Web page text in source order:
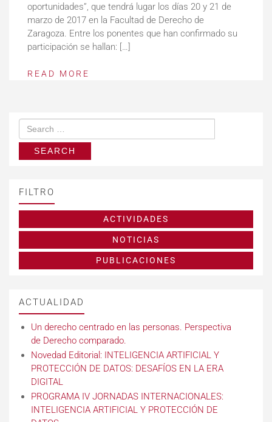
oportunidades”, que tendrá lugar los días 20 y 21 de
marzo de 2017 en la Facultad de Derecho de
Zaragoza. Entre los ponentes que han confirmado su
participación se hallan: […]
READ MORE
FILTRO
ACTIVIDADES
NOTICIAS
PUBLICACIONES
ACTUALIDAD
Un derecho centrado en las personas. Perspectiva
de Derecho comparado.
Novedad Editorial: INTELIGENCIA ARTIFICIAL Y
PROTECCIÓN DE DATOS: DESAFÍOS EN LA ERA
DIGITAL
PROGRAMA IV JORNADAS INTERNACIONALES:
INTELIGENCIA ARTIFICIAL Y PROTECCIÓN DE